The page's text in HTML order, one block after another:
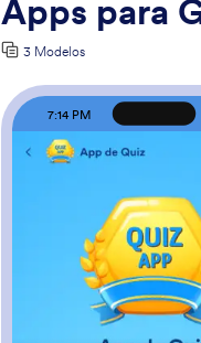
Apps para
3 Modelos
7:14 PM